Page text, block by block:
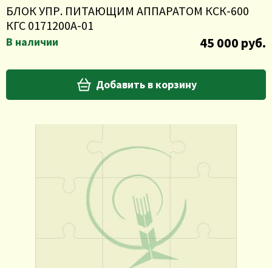
БЛОК УПР. ПИТАЮЩИМ АППАРАТОМ КСК-600
КГС 0171200А-01
В наличии 45 000 руб.
Добавить в корзину